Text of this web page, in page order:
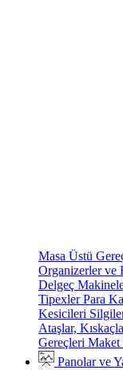
Masa Üstü
Organizerler ve
Delgeç
TipexlerPara
Kesicileri
Ataşlar,
Gereçleri Maket
Panolar ve